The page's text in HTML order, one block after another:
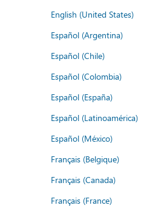
English (United States)
Español (Argentina)
Español (Chile)
Español (Colombia)
Español (España)
Español (Latinoamérica)
Español (México)
Français (Belgique)
Français (Canada)
Français (France)